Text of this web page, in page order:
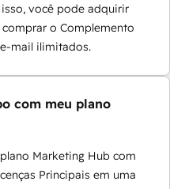
você pode adquirir
o Complemento
mail ilimitados.
com meu plano
Marketing Hub com
Principais em uma